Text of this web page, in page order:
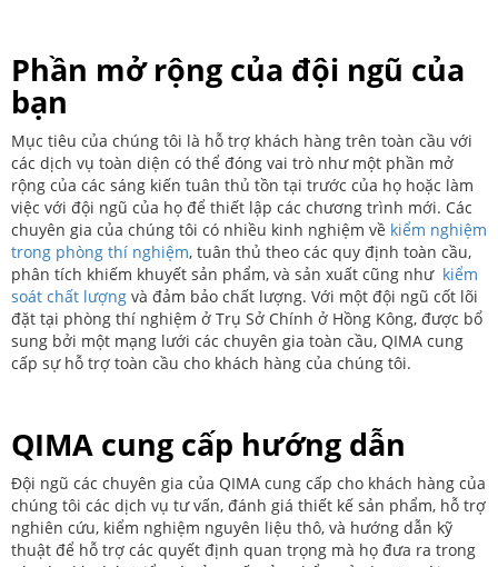
Phần mở rộng của đội ngũ của
bạn
Mục tiêu của chúng tôi là hỗ trợ khách hàng trên toàn cầu với
các dịch vụ toàn diện có thể đóng vai trò như một phần mở
rộng của các sáng kiến tuân thủ tồn tại trước của họ hoặc làm
việc với đội ngũ của họ để thiết lập các chương trình mới. Các
chuyên gia của chúng tôi có nhiều kinh nghiệm về kiểm nghiệm
trong phòng thí nghiệm, tuân thủ theo các quy định toàn cầu,
phân tích khiếm khuyết sản phẩm, và sản xuất cũng như kiểm
soát chất lượng và đảm bảo chất lượng. Với một đội ngũ cốt lõi
đặt tại phòng thí nghiệm ở Trụ Sở Chính ở Hồng Kông, được bổ
sung bởi một mạng lưới các chuyên gia toàn cầu, QIMA cung
cấp sự hỗ trợ toàn cầu cho khách hàng của chúng tôi.
QIMA cung cấp hướng dẫn
Đội ngũ các chuyên gia của QIMA cung cấp cho khách hàng của
chúng tôi các dịch vụ tư vấn, đánh giá thiết kế sản phẩm, hỗ trợ
nghiên cứu, kiểm nghiệm nguyên liệu thô, và hướng dẫn kỹ
thuật để hỗ trợ các quyết định quan trọng mà họ đưa ra trong